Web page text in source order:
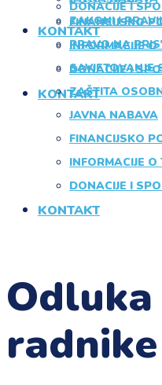
DONACIJE I
KONTAKT
FINANCIJSKO
INFORMACIJE O
DONACIJE I
KONTAKT
ZAKONI I
PRAVO NA
SAVJETOVANJE
ZAŠTITA
JAVNA NABAVA
FINANCIJSKO
INFORMACIJE
DONACIJE I
KONTAKT
Odluka